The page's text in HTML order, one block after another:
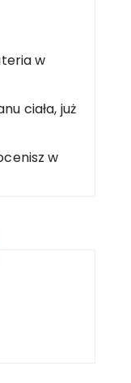
w
ciała, już
w